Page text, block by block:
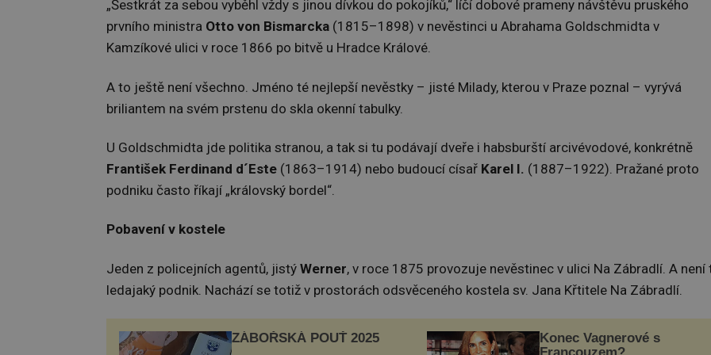
„Šestkrát za sebou vyběhl vždy s jinou dívkou do pokojíků,“ líčí dobové prameny návštěvu pruského
prvního ministra Otto von Bismarcka (1815–1898) v nevěstinci u Abrahama Goldschmidta v
Kamzíkové ulici v roce 1866 po bitvě u Hradce Králové.
A to ještě není všechno. Jméno té nejlepší nevěstky – jisté Milady, kterou v Praze poznal – vyrývá
briliantem na svém prstenu do skla okenní tabulky.
U Goldschmidta jde politika stranou, a tak si tu podávají dveře i habsburští arcivévodové, konkrétně
František Ferdinand d´Este (1863–1914) nebo budoucí císař Karel I. (1887–1922). Pražané proto
podniku často říkají „královský bordel“.
Pobavení v kostele
Jeden z policejních agentů, jistý Werner, v roce 1875 provozuje nevěstinec v ulici Na Zábradlí. A není
ledajaký podnik. Nachází se totiž v prostorách odsvěceného kostela sv. Jana Křtitele Na Zábradlí.
ZÁBOŘSKÁ POUŤ 2025
Konec Vagnerové s